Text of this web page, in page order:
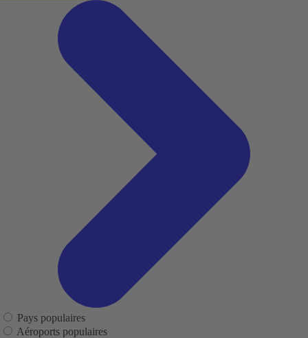
Pays populaires
Aéroports populaires